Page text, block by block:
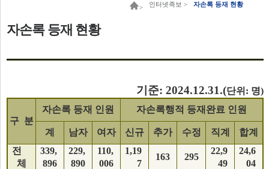
자손록 등재 현황
> 인터넷족보 > 자손록 등재 현황
기준: 2024.12.31.(단위: 명)
구 분
자손록 등재 인원 자손록행적 등재완료 인원
계 남자 여자 신규 추가 수정 직계
합계
전
체
339,
896
229,
890
110,
006
1,19
7
163 295
22,9
49
24,6
04